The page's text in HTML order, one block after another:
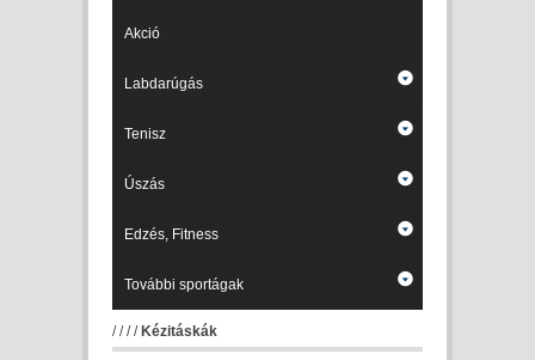
Akció
Labdarúgás
Tenisz
Úszás
Edzés, Fitness
További sportágak
//// Kézitáskák